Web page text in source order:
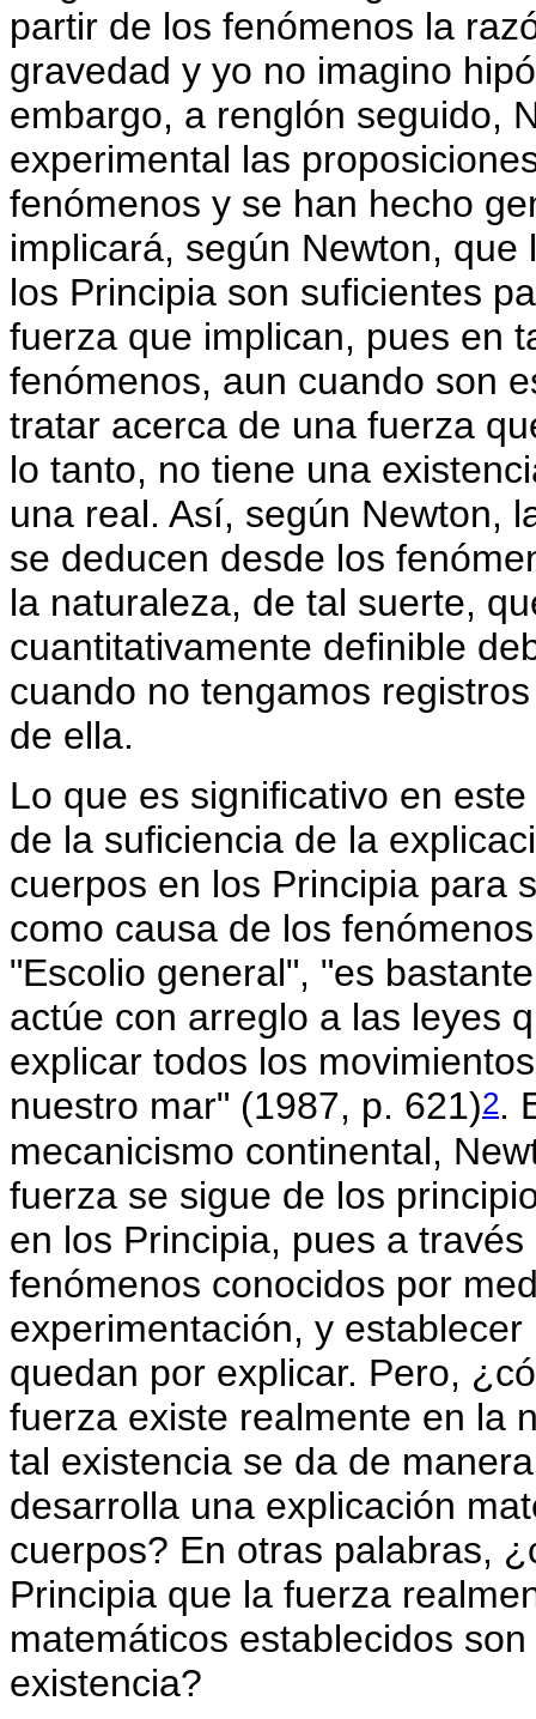
partir de los fenómenos la
gravedad y yo no imagino
embargo, a renglón seguido,
experimental las
fenómenos y se han hecho
implicará, según Newton,
los Principia son suficientes
fuerza que implican, pues en
fenómenos, aun cuando son
tratar acerca de una fuerza
lo tanto, no tiene una
una real. Así, según Newton,
se deducen desde los
la naturaleza, de tal suerte,
cuantitativamente definible
cuando no tengamos
de ella.
Lo que es significativo en
de la suficiencia de la
cuerpos en los Principia para
como causa de los
"Escolio general", "es
actúe con arreglo a las leyes
explicar todos los
nuestro mar" (1987, p. 621)2.
mecanicismo continental,
fuerza se sigue de los
en los Principia, pues a
fenómenos conocidos por
experimentación, y
quedan por explicar. Pero,
fuerza existe realmente en la
tal existencia se da de
desarrolla una explicación
cuerpos? En otras palabras,
Principia que la fuerza
matemáticos establecidos
existencia?